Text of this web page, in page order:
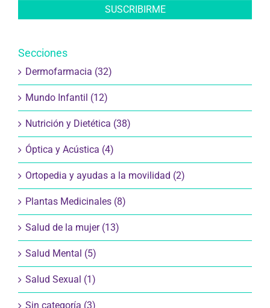
Secciones
Dermofarmacia (32)
Mundo Infantil (12)
Nutrición y Dietética (38)
Óptica y Acústica (4)
Ortopedia y ayudas a la movilidad (2)
Plantas Medicinales (8)
Salud de la mujer (13)
Salud Mental (5)
Salud Sexual (1)
Sin categoría (3)